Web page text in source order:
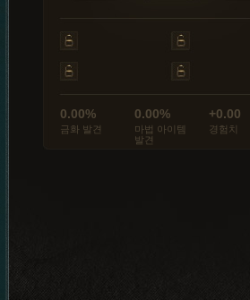
0.00%
금화 발견
0.00%
마법 아이템
발견
+0.00
경험치